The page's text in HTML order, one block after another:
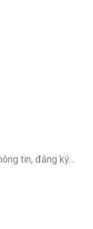
tin, đăng ký…